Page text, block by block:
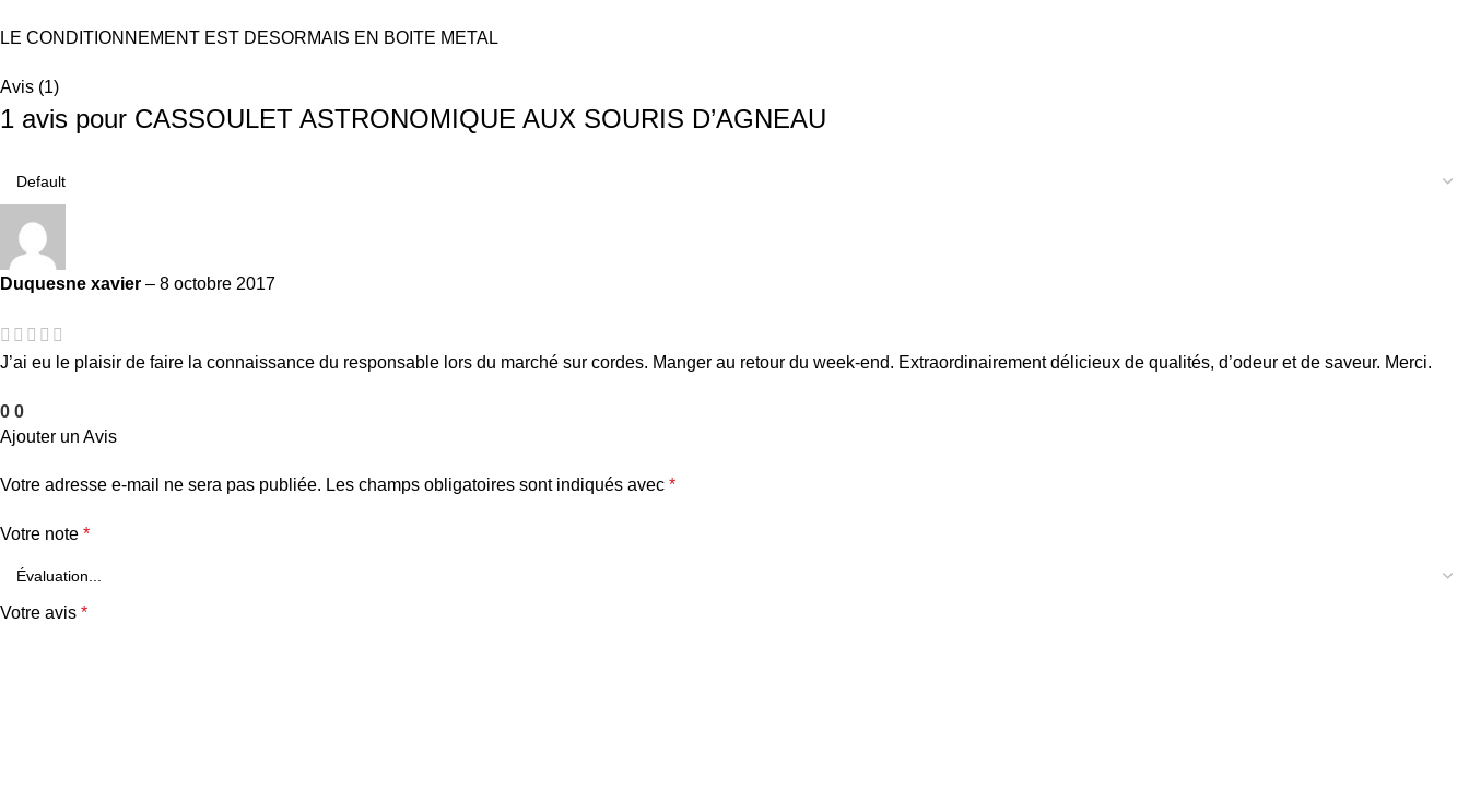
LE CONDITIONNEMENT EST DESORMAIS EN BOITE METAL
Avis (1)
1 avis pour CASSOULET ASTRONOMIQUE AUX SOURIS D’AGNEAU
Duquesne xavier – 8 octobre 2017
J’ai eu le plaisir de faire la connaissance du responsable lors du marché sur cordes. Manger au retour du week-end. Extraordinairement délicieux de qualités, d’odeur et de saveur. Merci.
0 0
Ajouter un Avis
Votre adresse e-mail ne sera pas publiée. Les champs obligatoires sont indiqués avec *
Votre note *
Votre avis *